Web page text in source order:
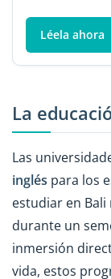
Léela ahora
La
Las
inglés para los
estudiar en
durante un
inmersión
vida, estos